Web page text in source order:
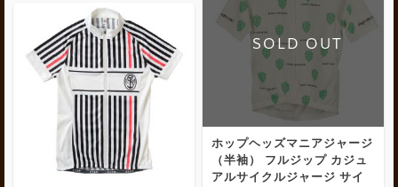
SOLD OUT
ホップヘッズマニアジャージ
（半袖） フルジップ カジュ
アルサイクルジャージ サイ